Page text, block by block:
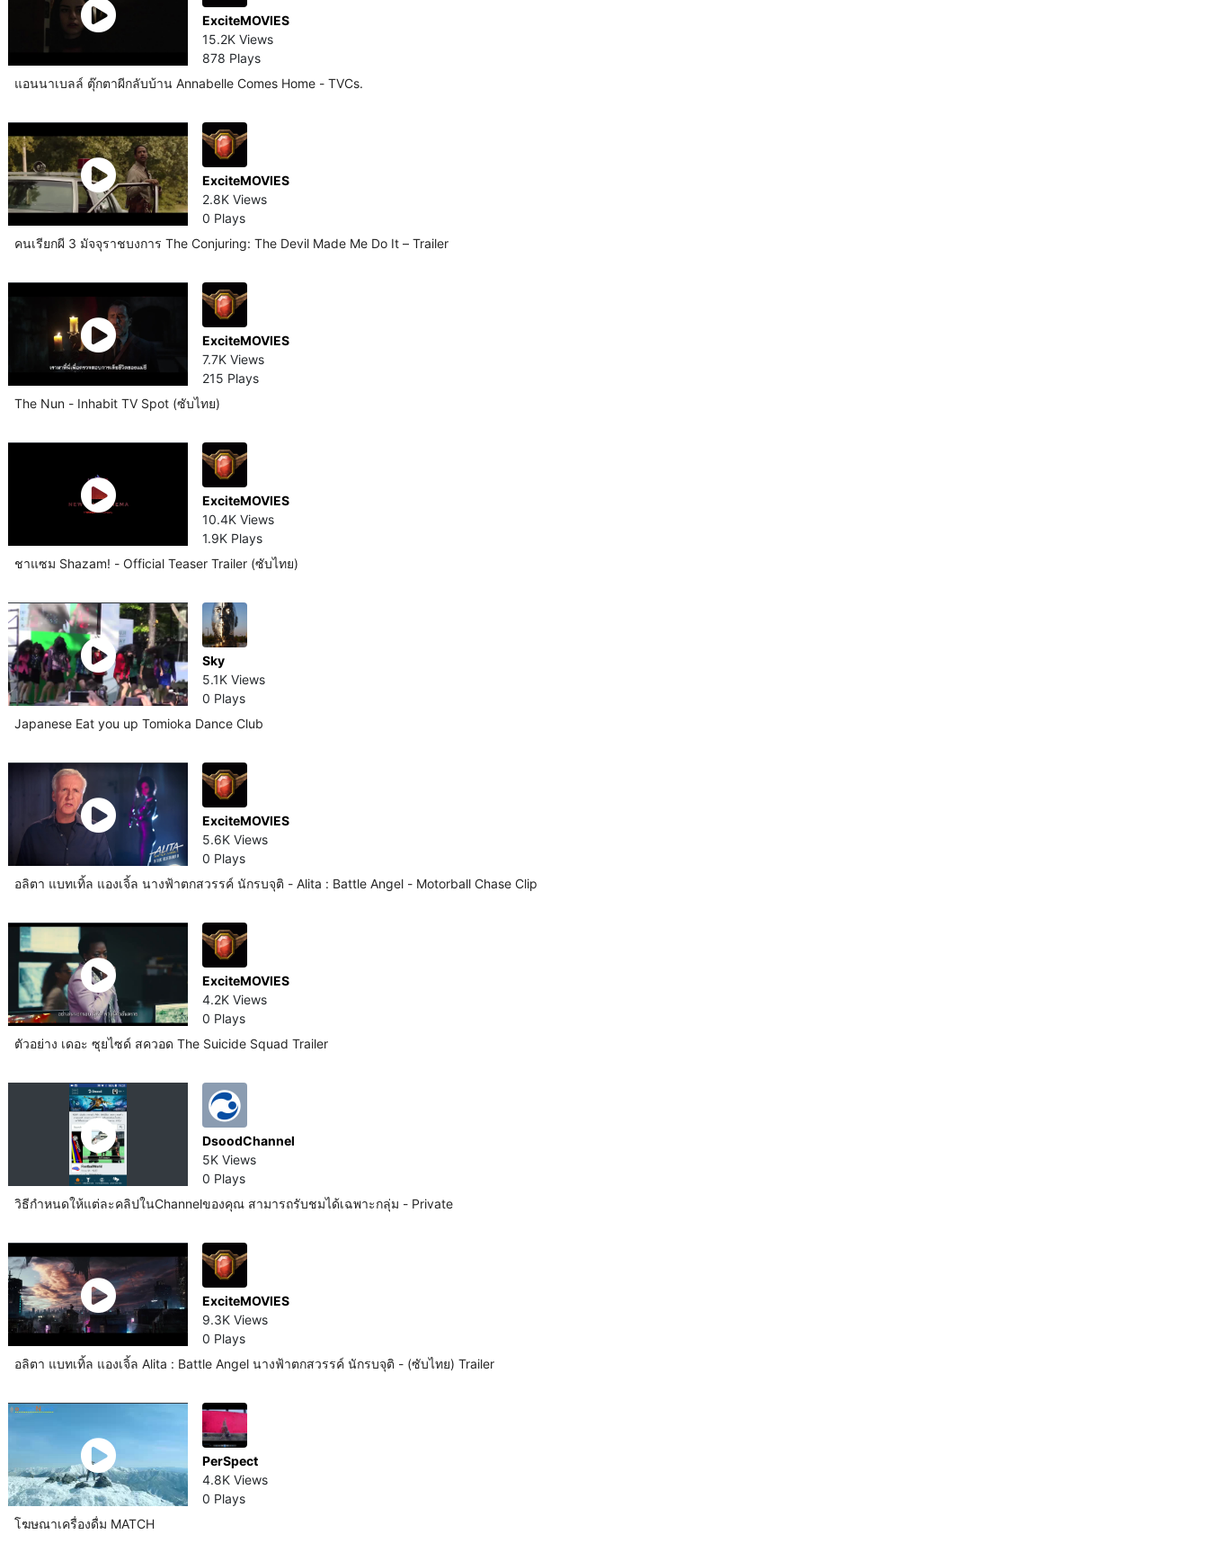
ExciteMOVIES
15.2K Views
878 Plays
แอนนาเบลล์ ตุ๊กตาผีกลับบ้าน Annabelle Comes Home - TVCs.
ExciteMOVIES
2.8K Views
0 Plays
คนเรียกผี 3 มัจจุราชบงการ The Conjuring: The Devil Made Me Do It – Trailer
ExciteMOVIES
7.7K Views
215 Plays
The Nun - Inhabit TV Spot (ซับไทย)
ExciteMOVIES
10.4K Views
1.9K Plays
ชาแซม Shazam! - Official Teaser Trailer (ซับไทย)
Sky
5.1K Views
0 Plays
Japanese Eat you up Tomioka Dance Club
ExciteMOVIES
5.6K Views
0 Plays
อลิตา แบทเทิ้ล แองเจิ้ล นางฟ้าตกสวรรค์ นักรบจุติ - Alita : Battle Angel - Motorball Chase Clip
ExciteMOVIES
4.2K Views
0 Plays
ตัวอย่าง เดอะ ซุยไซด์ สควอด The Suicide Squad Trailer
DsoodChannel
5K Views
0 Plays
วิธีกำหนดให้แต่ละคลิปในChannelของคุณ สามารถรับชมได้เฉพาะกลุ่ม - Private
ExciteMOVIES
9.3K Views
0 Plays
อลิตา แบทเทิ้ล แองเจิ้ล Alita : Battle Angel นางฟ้าตกสวรรค์ นักรบจุติ - (ซับไทย) Trailer
PerSpect
4.8K Views
0 Plays
โฆษณาเครื่องดื่ม MATCH